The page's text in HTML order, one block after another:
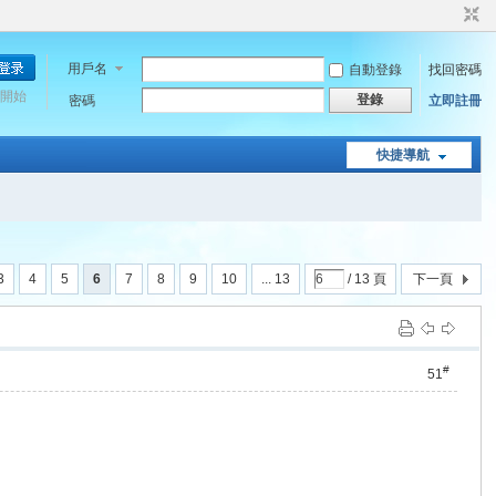
用戶名 自動登錄
找回密碼
密碼
登錄 立即註冊
始
快捷導航
4 5 6 7 8 9 10 ... 13 / 13 頁 下一頁
51#